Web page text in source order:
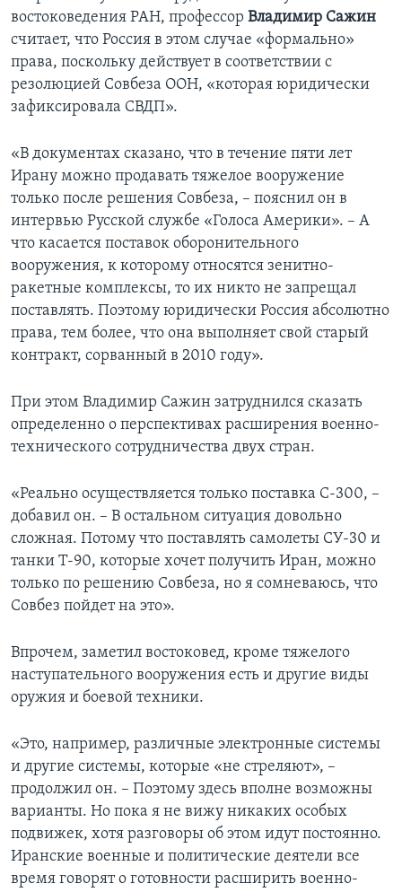
востоковедения РАН, профессор Владимир Сажин
считает, что Россия в этом случае «формально»
права, поскольку действует в соответствии с
резолюцией Совбеза ООН, «которая юридически
зафиксировала СВДП».
«В документах сказано, что в течение пяти лет
Ирану можно продавать тяжелое вооружение
только после решения Совбеза, – пояснил он в
интервью Русской службе «Голоса Америки». – А
что касается поставок оборонительного
вооружения, к которому относятся зенитно-
ракетные комплексы, то их никто не запрещал
поставлять. Поэтому юридически Россия абсолютно
права, тем более, что она выполняет свой старый
контракт, сорванный в 2010 году».
При этом Владимир Сажин затруднился сказать
определенно о перспективах расширения военно-
технического сотрудничества двух стран.
«Реально осуществляется только поставка С-300, –
добавил он. – В остальном ситуация довольно
сложная. Потому что поставлять самолеты СУ-30 и
танки Т-90, которые хочет получить Иран, можно
только по решению Совбеза, но я сомневаюсь, что
Совбез пойдет на это».
Впрочем, заметил востоковед, кроме тяжелого
наступательного вооружения есть и другие виды
оружия и боевой техники.
«Это, например, различные электронные системы
и другие системы, которые «не стреляют», –
продолжил он. – Поэтому здесь вполне возможны
варианты. Но пока я не вижу никаких особых
подвижек, хотя разговоры об этом идут постоянно.
Иранские военные и политические деятели все
время говорят о готовности расширить военно-